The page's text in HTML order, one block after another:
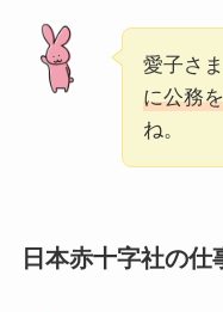
愛子さ
に公務
ね。
日本赤十字社の仕